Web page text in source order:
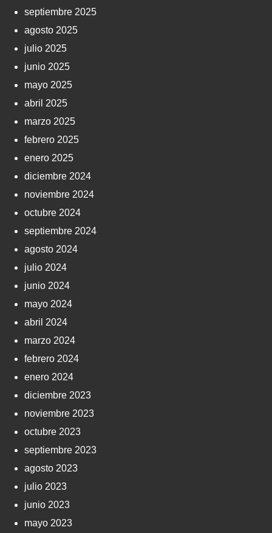
septiembre 2025
agosto 2025
julio 2025
junio 2025
mayo 2025
abril 2025
marzo 2025
febrero 2025
enero 2025
diciembre 2024
noviembre 2024
octubre 2024
septiembre 2024
agosto 2024
julio 2024
junio 2024
mayo 2024
abril 2024
marzo 2024
febrero 2024
enero 2024
diciembre 2023
noviembre 2023
octubre 2023
septiembre 2023
agosto 2023
julio 2023
junio 2023
mayo 2023